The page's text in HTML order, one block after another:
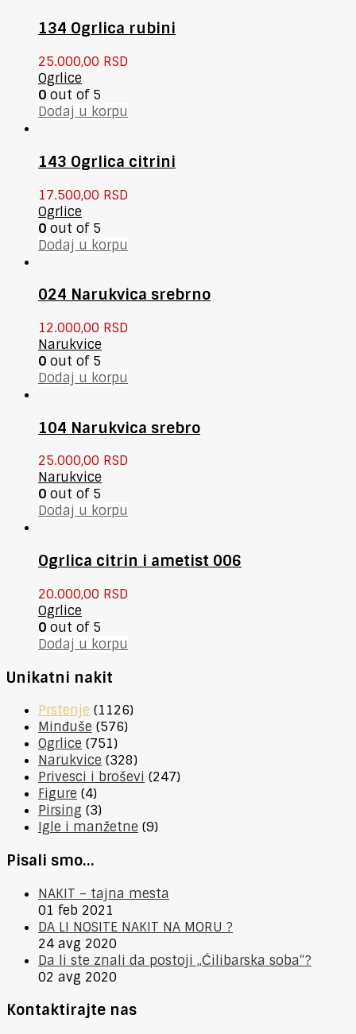
134 Ogrlica rubini
25.000,00 RSD
Ogrlice
0 out of 5
Dodaj u korpu
143 Ogrlica citrini
17.500,00 RSD
Ogrlice
0 out of 5
Dodaj u korpu
024 Narukvica srebrno
12.000,00 RSD
Narukvice
0 out of 5
Dodaj u korpu
104 Narukvica srebro
25.000,00 RSD
Narukvice
0 out of 5
Dodaj u korpu
Ogrlica citrin i ametist 006
20.000,00 RSD
Ogrlice
0 out of 5
Dodaj u korpu
Unikatni nakit
Prstenje (1126)
Minđuše (576)
Ogrlice (751)
Narukvice (328)
Privesci i broševi (247)
Figure (4)
Pirsing (3)
Igle i manžetne (9)
Pisali smo…
NAKIT – tajna mesta
01 feb 2021
DA LI NOSITE NAKIT NA MORU ?
24 avg 2020
Da li ste znali da postoji „Ćilibarska soba“?
02 avg 2020
Kontaktirajte nas